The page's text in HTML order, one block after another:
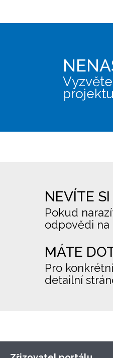
NEVÍTE
Pokud
odpovědi na
MÁTE
Pro
detailní